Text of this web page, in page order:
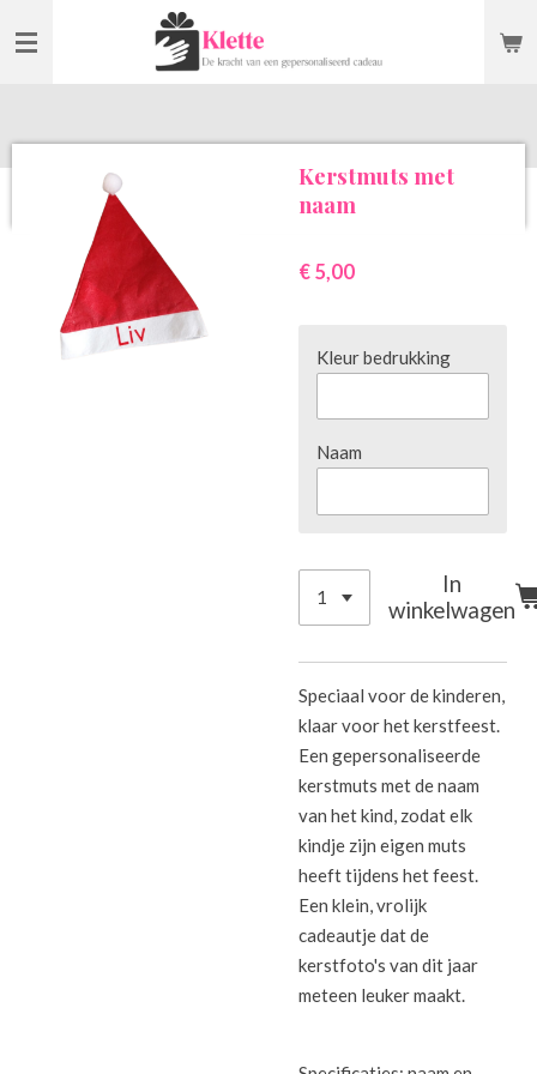
direct
hoofdinhoud
Kerstmuts met
naam
€ 5,00
Kleur bedrukking
Naam
In
winkelwagen
Speciaal voor de kinderen,
klaar voor het kerstfeest.
Een gepersonaliseerde
kerstmuts met de naam
van het kind, zodat elk
kindje zijn eigen muts
heeft tijdens het feest.
Een klein, vrolijk
cadeautje dat de
kerstfoto's van dit jaar
meteen leuker maakt.